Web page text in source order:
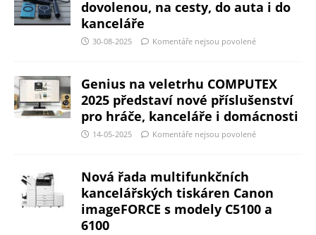
dovolenou, na cesty, do auta i do
kanceláře
30-08-2025 Komentáře nejsou povolené
Genius na veletrhu COMPUTEX
2025 představí nové příslušenství
pro hráče, kanceláře i domácnosti
14-05-2025 Komentáře nejsou povolené
Nová řada multifunkčních
kancelářských tiskáren Canon
imageFORCE s modely C5100 a
6100